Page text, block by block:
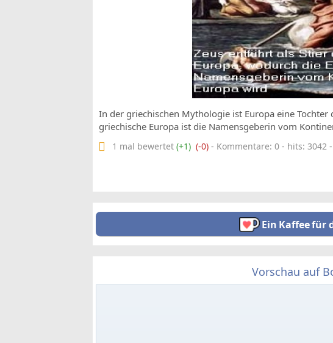
In der griechischen Mythologie ist Europa eine Tochter
griechische Europa ist die Namensgeberin vom
1 mal bewertet (+1) (-0) - Kommentare: 0 - hits: 3042 -
Ein Kaffee für
Vorschau auf